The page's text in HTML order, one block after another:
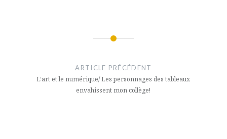
l’article
ARTICLE PRÉCÉDENT
L’art et le numérique/ Les personnages des tableaux
envahissent mon collège!